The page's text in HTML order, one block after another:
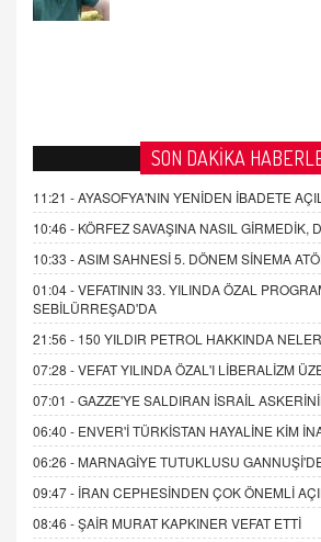
SON DAKİKA
11:21 -AYASOFYA'NIN YENİDEN İBADETE
10:46 - KÖRFEZ SAVAŞINA NASIL GİRMEDİK,
10:33 -ASIM SAHNESİ 5. DÖNEM SİNEMA
01:04 -VEFATININ 33. YILINDA ÖZAL
SEBİLÜRREŞAD'DA
21:56 - 150 YILDIR PETROL HAKKINDA
07:28 -VEFAT YILINDA ÖZAL'I LİBERALİZM
07:01 -GAZZE'YE SALDIRAN İSRAİL
06:40 - ENVER'İ TÜRKİSTAN HAYALİNE KİM
06:26 - MARNAGİYE TUTUKLUSU
09:47 - İRAN CEPHESİNDEN ÇOK ÖNEMLİ
08:46 -ŞAİR MURAT KAPKINER VEFAT ETTİ